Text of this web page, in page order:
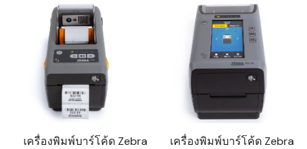
เครื่องพิมพ์บาร์โค้ด Zebra
เครื่องพิมพ์บาร์โค้ด Zebra